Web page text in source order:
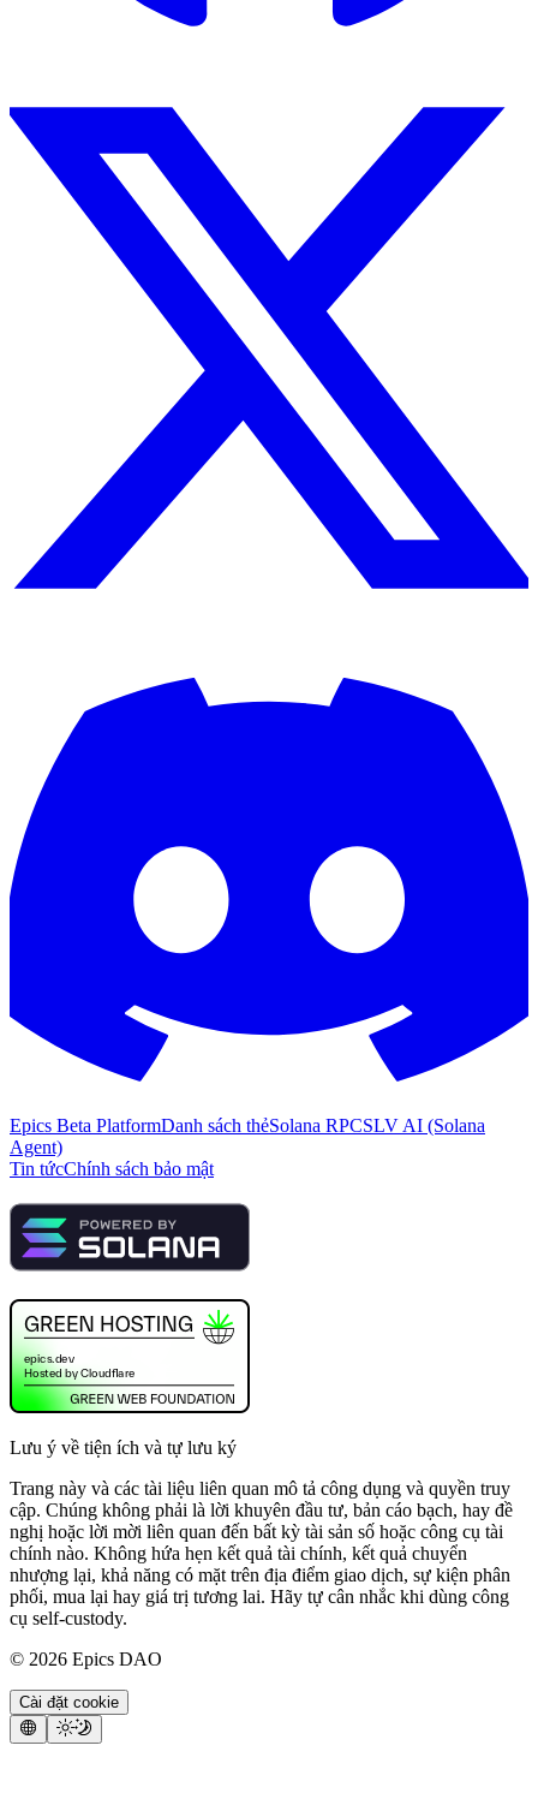
Epics Beta PlatformDanh sách thẻSolana RPCSLV AI (Solana
Agent)
Tin tứcChính sách bảo mật
Lưu ý về tiện ích và tự lưu ký
Trang này và các tài liệu liên quan mô tả công dụng và quyền truy
cập. Chúng không phải là lời khuyên đầu tư, bản cáo bạch, hay đề
nghị hoặc lời mời liên quan đến bất kỳ tài sản số hoặc công cụ tài
chính nào. Không hứa hẹn kết quả tài chính, kết quả chuyển
nhượng lại, khả năng có mặt trên địa điểm giao dịch, sự kiện phân
phối, mua lại hay giá trị tương lai. Hãy tự cân nhắc khi dùng công
cụ self-custody.
© 2026 Epics DAO
Cài đặt cookie